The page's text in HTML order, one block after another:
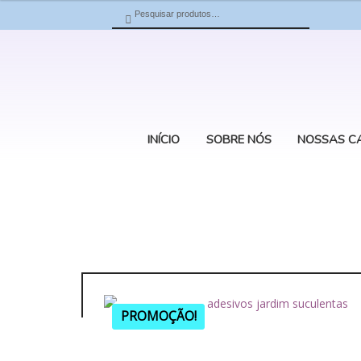
Pesquisar
por:
INÍCIO SOBRE NÓS NOSSAS
PROMOÇÃO!